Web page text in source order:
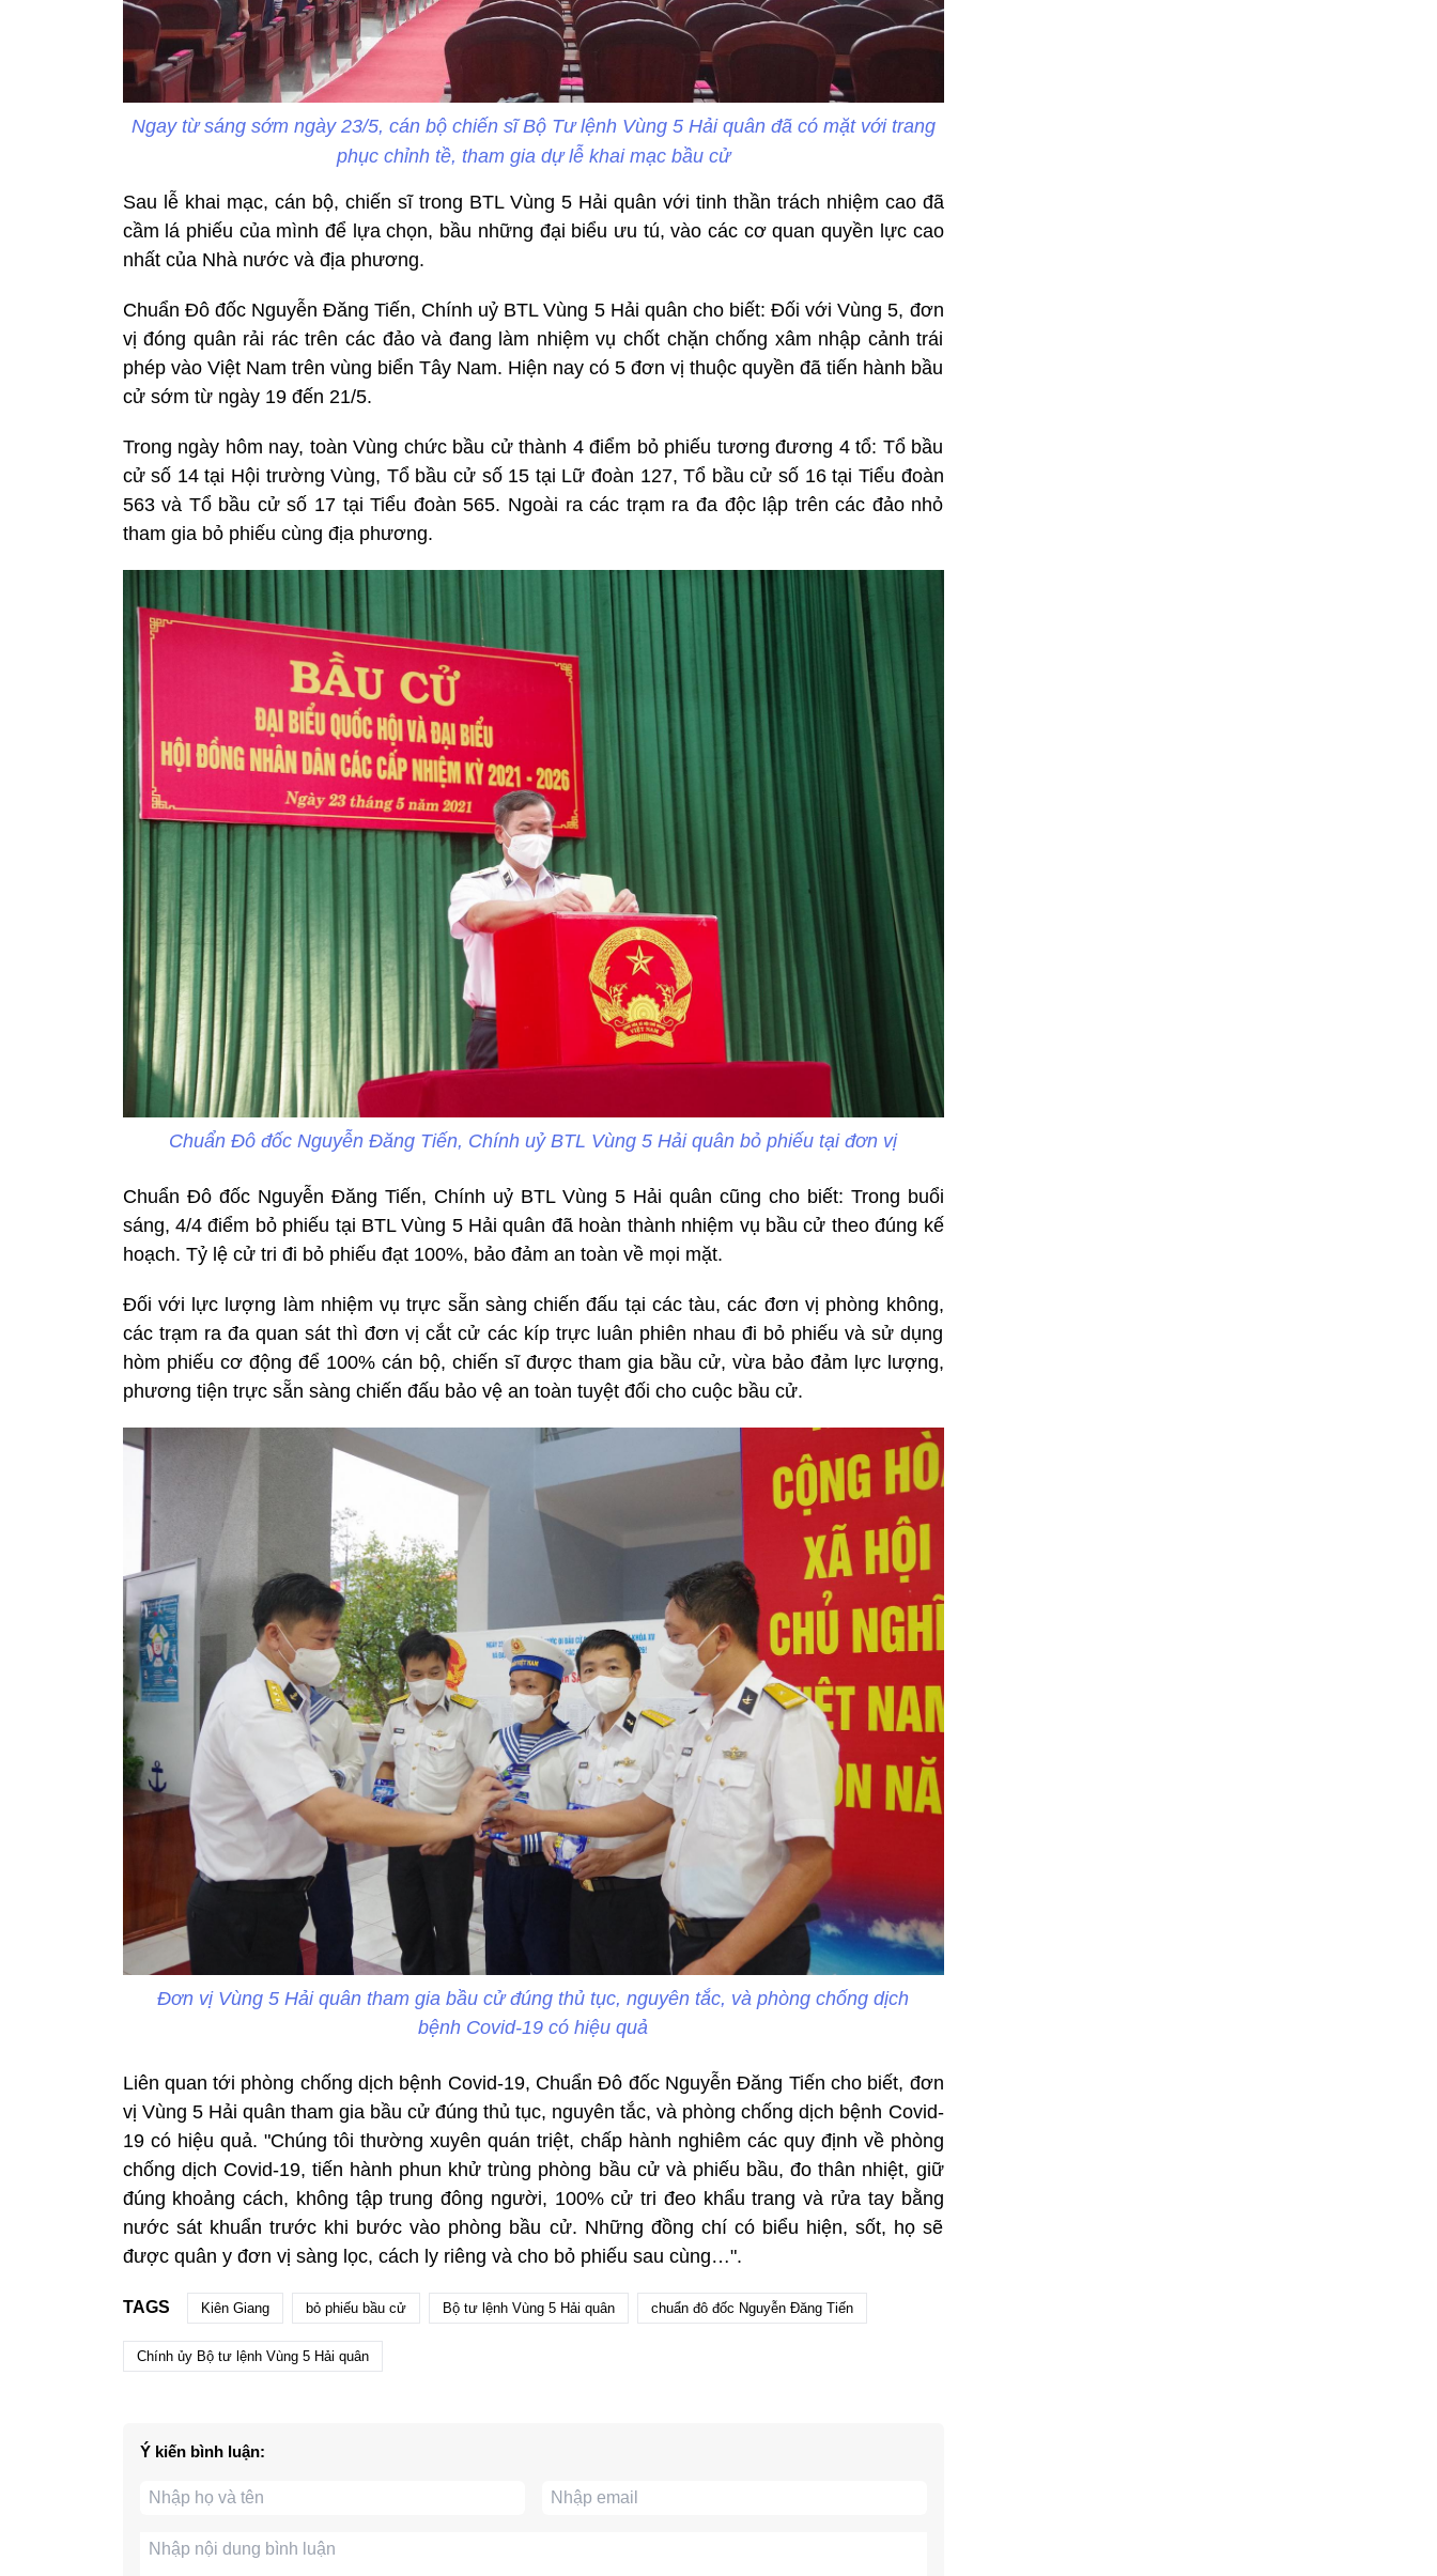
Ngay từ sáng sớm ngày 23/5, cán bộ chiến sĩ Bộ Tư lệnh Vùng 5 Hải quân đã có mặt với trang
phục chỉnh tề, tham gia dự lễ khai mạc bầu cử
Sau lễ khai mạc, cán bộ, chiến sĩ trong BTL Vùng 5 Hải quân với tinh thần trách nhiệm cao đã
cầm lá phiếu của mình để lựa chọn, bầu những đại biểu ưu tú, vào các cơ quan quyền lực cao
nhất của Nhà nước và địa phương.
Chuẩn Đô đốc Nguyễn Đăng Tiến, Chính uỷ BTL Vùng 5 Hải quân cho biết: Đối với Vùng 5, đơn
vị đóng quân rải rác trên các đảo và đang làm nhiệm vụ chốt chặn chống xâm nhập cảnh trái
phép vào Việt Nam trên vùng biển Tây Nam. Hiện nay có 5 đơn vị thuộc quyền đã tiến hành bầu
cử sớm từ ngày 19 đến 21/5.
Trong ngày hôm nay, toàn Vùng chức bầu cử thành 4 điểm bỏ phiếu tương đương 4 tổ: Tổ bầu
cử số 14 tại Hội trường Vùng, Tổ bầu cử số 15 tại Lữ đoàn 127, Tổ bầu cử số 16 tại Tiểu đoàn
563 và Tổ bầu cử số 17 tại Tiểu đoàn 565. Ngoài ra các trạm ra đa độc lập trên các đảo nhỏ
tham gia bỏ phiếu cùng địa phương.
Chuẩn Đô đốc Nguyễn Đăng Tiến, Chính uỷ BTL Vùng 5 Hải quân bỏ phiếu tại đơn vị
Chuẩn Đô đốc Nguyễn Đăng Tiến, Chính uỷ BTL Vùng 5 Hải quân cũng cho biết: Trong buổi
sáng, 4/4 điểm bỏ phiếu tại BTL Vùng 5 Hải quân đã hoàn thành nhiệm vụ bầu cử theo đúng kế
hoạch. Tỷ lệ cử tri đi bỏ phiếu đạt 100%, bảo đảm an toàn về mọi mặt.
Đối với lực lượng làm nhiệm vụ trực sẵn sàng chiến đấu tại các tàu, các đơn vị phòng không,
các trạm ra đa quan sát thì đơn vị cắt cử các kíp trực luân phiên nhau đi bỏ phiếu và sử dụng
hòm phiếu cơ động để 100% cán bộ, chiến sĩ được tham gia bầu cử, vừa bảo đảm lực lượng,
phương tiện trực sẵn sàng chiến đấu bảo vệ an toàn tuyệt đối cho cuộc bầu cử.
Đơn vị Vùng 5 Hải quân tham gia bầu cử đúng thủ tục, nguyên tắc, và phòng chống dịch
bệnh Covid-19 có hiệu quả
Liên quan tới phòng chống dịch bệnh Covid-19, Chuẩn Đô đốc Nguyễn Đăng Tiến cho biết, đơn
vị Vùng 5 Hải quân tham gia bầu cử đúng thủ tục, nguyên tắc, và phòng chống dịch bệnh Covid-
19 có hiệu quả. "Chúng tôi thường xuyên quán triệt, chấp hành nghiêm các quy định về phòng
chống dịch Covid-19, tiến hành phun khử trùng phòng bầu cử và phiếu bầu, đo thân nhiệt, giữ
đúng khoảng cách, không tập trung đông người, 100% cử tri đeo khẩu trang và rửa tay bằng
nước sát khuẩn trước khi bước vào phòng bầu cử. Những đồng chí có biểu hiện, sốt, họ sẽ
được quân y đơn vị sàng lọc, cách ly riêng và cho bỏ phiếu sau cùng…".
TAGS Kiên Giang bỏ phiếu bầu cử Bộ tư lệnh Vùng 5 Hải quân chuẩn đô đốc Nguyễn Đăng Tiến
Chính ủy Bộ tư lệnh Vùng 5 Hải quân
Ý kiến bình luận: